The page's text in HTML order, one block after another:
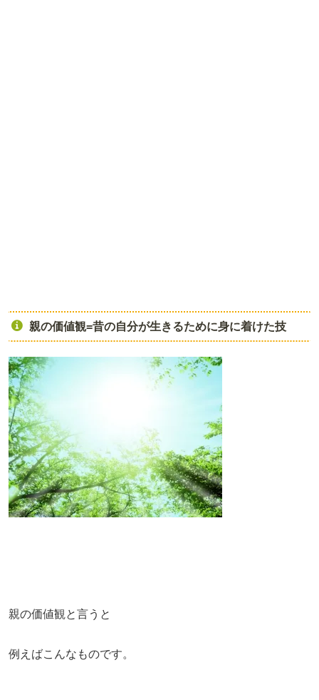
親の価値観=昔の自分が生きるために身に着けた技
親の価値観と言うと
例えばこんなものです。